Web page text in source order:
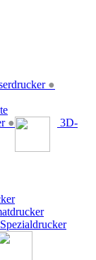
●
● 3D-
Spezialdrucker